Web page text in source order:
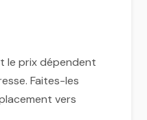
le prix dépendent
Faites-les
vers